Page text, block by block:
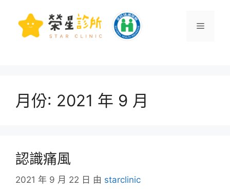
月份: 2021 年 9 月
認識痛風
2021 年 9 月 22 日 由 starclinic